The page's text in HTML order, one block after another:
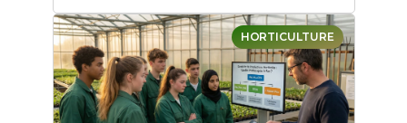
HORTICULTURE